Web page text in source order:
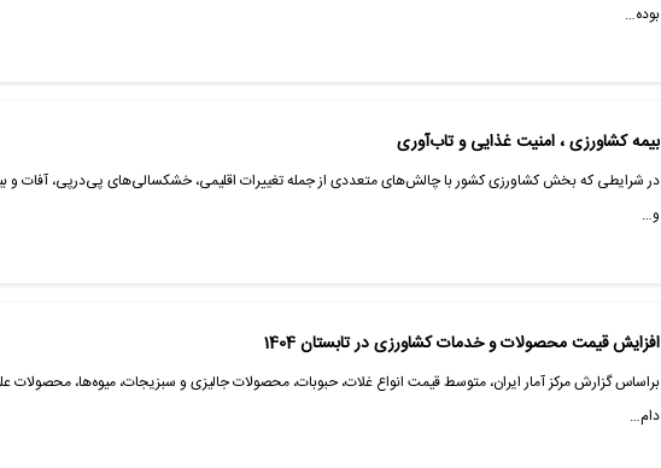
بوده…
بیمه کشاورزی ، امنیت غذایی و تاب‌آوری
در شرایطی که بخش کشاورزی کشور با چالش‌های متعددی از جمله تغییرات اقلیمی، خشکسالی‌های پی‌درپی، آفات و
و…
افزایش قیمت محصولات و خدمات کشاورزی در تابستان 1404
براساس گزارش مرکز آمار ایران، متوسط قیمت انواع غلات، حبوبات، محصولات جالیزی و سبزیجات، میوه‌ها، محصولات
دام…